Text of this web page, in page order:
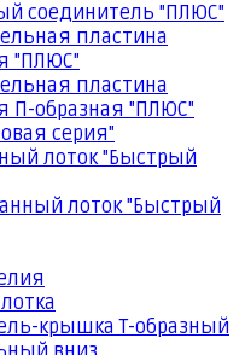
соединитель "ПЛЮС"
пластина
"ПЛЮС"
пластина
П-образная "ПЛЮС"
серия"
лоток "Быстрый
лоток "Быстрый
крышка Т-образный